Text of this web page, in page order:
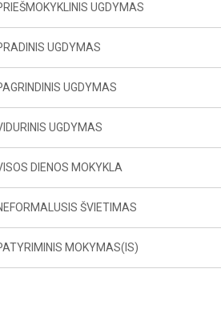
UGDYMAS
UGDYMAS
UGDYMAS
UGDYMAS
DIENOS MOKYKLA
ŠVIETIMAS
MOKYMAS(IS)